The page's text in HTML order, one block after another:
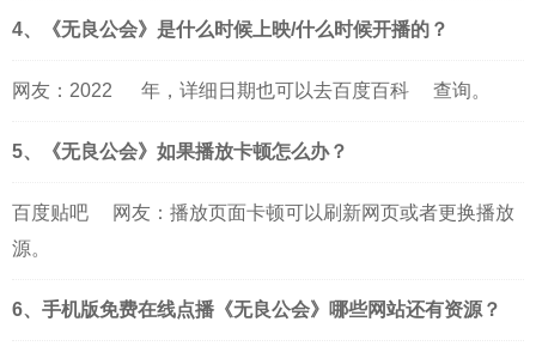
4、《无良公会》是什么时候上映/什么时候开播的？
网友： 2022 年，详细日期也可以去百度百科 查询。
5、《无良公会》如果播放卡顿怎么办？
百度贴吧
网友：播放页面卡顿可以刷新网页或者更换播放
源。
6、手机版免费在线点播《无良公会》哪些网站还有资源？